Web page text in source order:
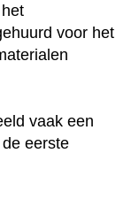
voor het
vaak een
eerste